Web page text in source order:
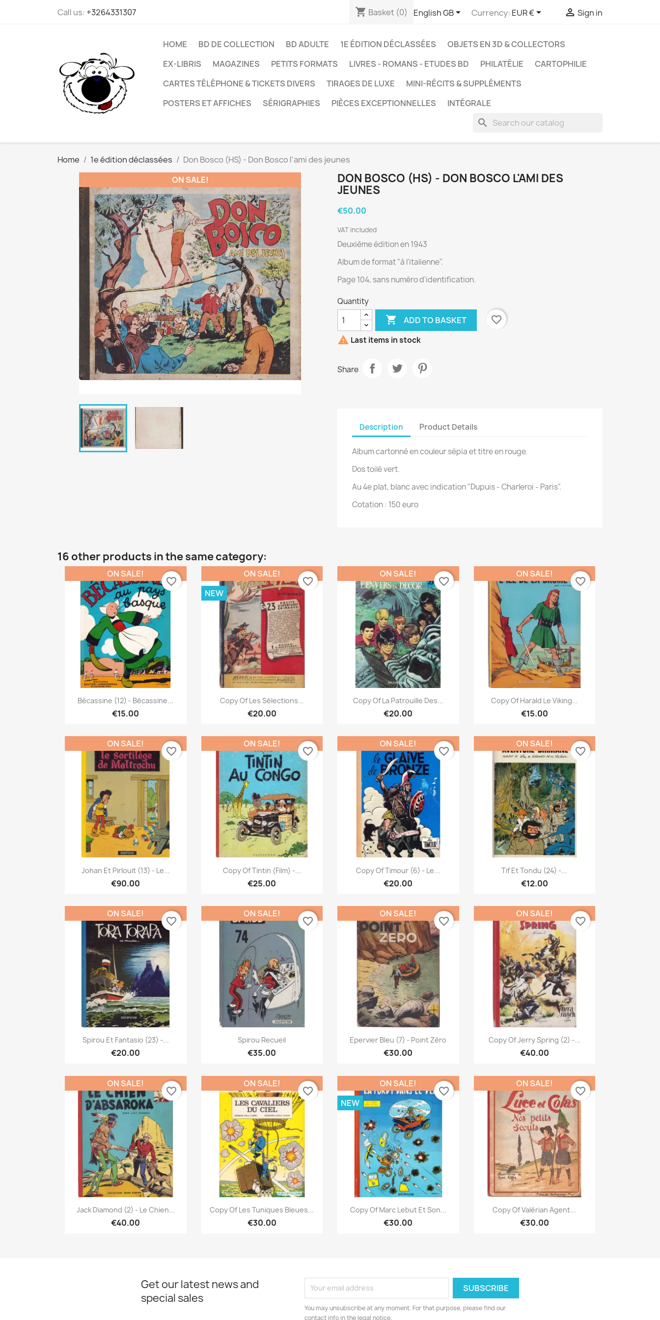
Call us: +3264331307 shopping_cart Basket (0) English GB Currency: EUR €  Sign in
HOME BD DE COLLECTION BD ADULTE 1E ÉDITION DÉCLASSÉES
OBJETS EN 3D & COLLECTORS
EX-LIBRIS
MAGAZINES PETITS FORMATS LIVRES - ROMANS - ETUDES BD PHILATÉLIE
CARTOPHILIE
CARTES TÉLÉPHONE & TICKETS DIVERS
TIRAGES DE LUXE
MINI-RÉCITS & SUPPLÉMENTS
POSTERS ET AFFICHES
SÉRIGRAPHIES PIÈCES EXCEPTIONNELLES INTÉGRALE
search
Home 1e édition déclassées
Don Bosco (HS) - Don Bosco l'ami des jeunes
ON SALE!
DON BOSCO (HS) - DON BOSCO L'AMI DES
JEUNES
€50.00
VAT included
Deuxième édition en 1943
Album de format "à l'italienne".
Page 104, sans numéro d'identification.
Quantity
 ADD TO BASKET
favorite_border
 Last items in stock
Share
Description Product Details
Album cartonné en couleur sépia et titre en rouge.
Dos toilé vert.
Au 4e plat, blanc avec indication "Dupuis - Charleroi - Paris".
Cotation : 150 euro
16 other products in the same category:
Quick view
Bécassine (12) - Bécassine...
€15.00
ON SALE!
favorite_border
Quick view
Copy Of Les Sélections...
€20.00
ON SALE!
NEW
favorite_border
Quick view
Copy Of La Patrouille Des...
€20.00
ON SALE!
favorite_border
Quick view
Copy Of Harald Le Viking...
€15.00
ON SALE!
favorite_border
Quick view
Johan Et Pirlouit (13) - Le...
€90.00
ON SALE!
favorite_border
Quick view
Copy Of Tintin (Film) -...
€25.00
ON SALE!
favorite_border
Quick view
Copy Of Timour (6) - Le...
€20.00
ON SALE!
favorite_border
Quick view
Tif Et Tondu (24) -...
€12.00
ON SALE!
favorite_border
Quick view
Spirou Et Fantasio (23) -...
€20.00
ON SALE!
favorite_border
Quick view
Spirou Recueil
€35.00
ON SALE!
favorite_border
Quick view
Epervier Bleu (7) - Point Zéro
€30.00
ON SALE!
favorite_border
Quick view
Copy Of Jerry Spring (2) -...
€40.00
ON SALE!
favorite_border
Quick view
Jack Diamond (2) - Le Chien...
€40.00
ON SALE!
favorite_border
Quick view
Copy Of Les Tuniques Bleues...
€30.00
ON SALE!
favorite_border
Quick view
Copy Of Marc Lebut Et Son...
€30.00
ON SALE!
NEW
favorite_border
Quick view
Copy Of Valérian Agent...
€30.00
ON SALE!
favorite_border
Get our latest news and
special sales
You may unsubscribe at any moment. For that purpose, please find our
contact info in the legal notice.